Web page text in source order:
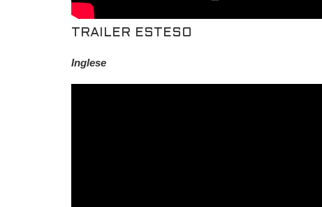
TRAILER ESTESO
Inglese